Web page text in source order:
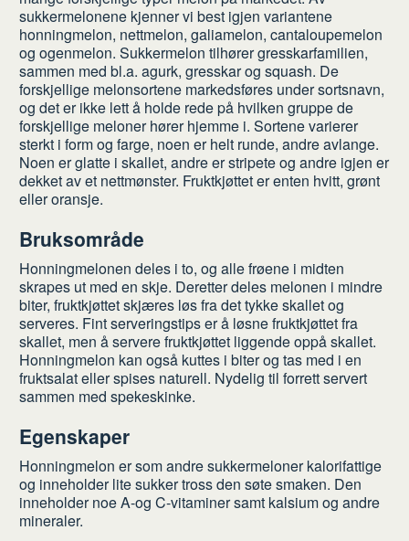
sukkermelonene kjenner vi best igjen variantene
honningmelon, nettmelon, galiamelon, cantaloupemelon
og ogenmelon. Sukkermelon tilhører gresskarfamilien,
sammen med bl.a. agurk, gresskar og squash. De
forskjellige melonsortene markedsføres under sortsnavn,
og det er ikke lett å holde rede på hvilken gruppe de
forskjellige meloner hører hjemme i. Sortene varierer
sterkt i form og farge, noen er helt runde, andre avlange.
Noen er glatte i skallet, andre er stripete og andre igjen er
dekket av et nettmønster. Fruktkjøttet er enten hvitt, grønt
eller oransje.
Bruksområde
Honningmelonen deles i to, og alle frøene i midten
skrapes ut med en skje. Deretter deles melonen i mindre
biter, fruktkjøttet skjæres løs fra det tykke skallet og
serveres. Fint serveringstips er å løsne fruktkjøttet fra
skallet, men å servere fruktkjøttet liggende oppå skallet.
Honningmelon kan også kuttes i biter og tas med i en
fruktsalat eller spises naturell. Nydelig til forrett servert
sammen med spekeskinke.
Egenskaper
Honningmelon er som andre sukkermeloner kalorifattige
og inneholder lite sukker tross den søte smaken. Den
inneholder noe A-og C-vitaminer samt kalsium og andre
mineraler.